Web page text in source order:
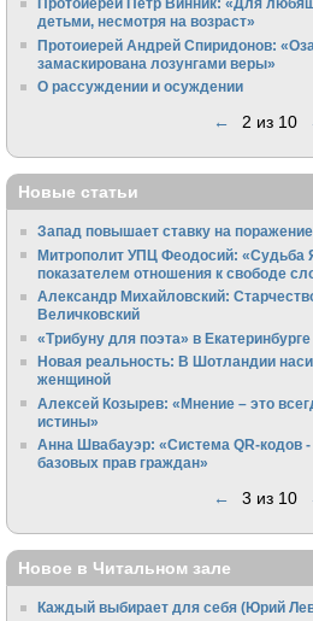
Протоиерей Пётр Винник: «Для
детьми, несмотря на возраст»
Протоиерей Андрей Спиридонов:
замаскирована лозунгами веры»
О рассуждении и осуждении
← 2 из 10
Новые статьи
Запад повышает ставку на
Митрополит УПЦ Феодосий: «Судьба
показателем отношения к свободе
Алек­сандр Михайловский:
Величковский
«Трибуну для поэта» в
Новая реальность: В Шотландии
женщиной
Алексей Козырев: «Мнение – это
истины»
Анна Швабауэр: «Система QR-кодов
базовых прав граждан»
← 3 из 10
Новое в Читальном зале
Каждый выбирает для себя (Юрий